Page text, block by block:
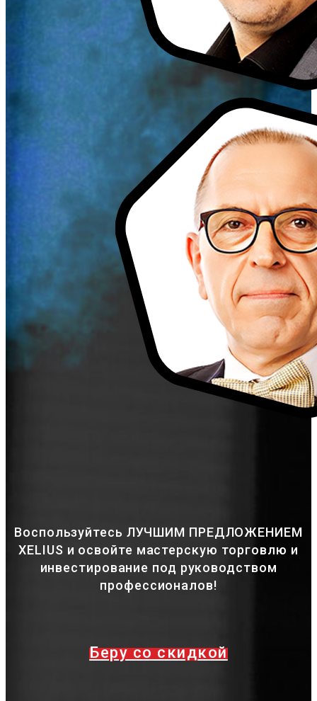
Воспользуйтесь ЛУЧШИМ ПРЕДЛОЖЕНИЕМ
XELIUS и освойте мастерскую торговлю и
инвестирование под руководством
профессионалов!
Беру со скидкой